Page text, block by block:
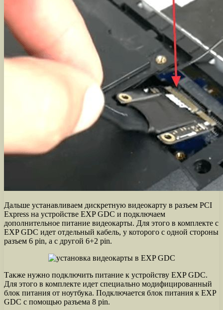
Дальше устанавливаем дискретную видеокарту в разъем PCI
Express на устройстве EXP GDC и подключаем
дополнительное питание видеокарты. Для этого в комплекте с
EXP GDC идет отдельный кабель, у которого с одной стороны
разъем 6 pin, а с другой 6+2 pin.
Также нужно подключить питание к устройству EXP GDC.
Для этого в комплекте идет специально модифицированный
блок питания от ноутбука. Подключается блок питания к EXP
GDC с помощью разъема 8 pin.